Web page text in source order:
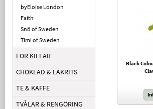
byEloise London
Faith
Snö of Sweden
Timi of Sweden
FÖR KILLAR
CHOKLAD & LAKRITS
TE & KAFFE
TVÅLAR & RENGÖRING
Black